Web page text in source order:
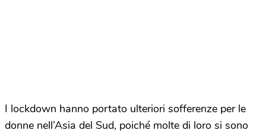
I lockdown hanno portato ulteriori sofferenze per le
donne nell’Asia del Sud, poiché molte di loro si sono